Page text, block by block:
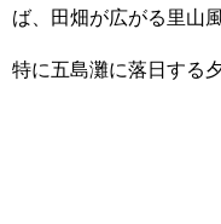
ば、田畑が広がる里山
特に五島灘に落日する